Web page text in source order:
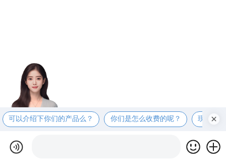
可以介绍下你们的产品么？ 你们是怎么收费的呢？ 现在有